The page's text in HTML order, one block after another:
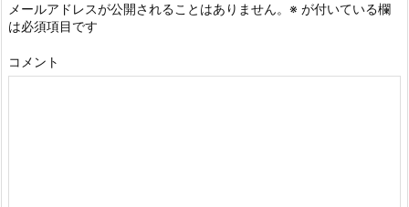
メールアドレスが公開されることはありません。 ※ が付いている欄
は必須項目です
コメント